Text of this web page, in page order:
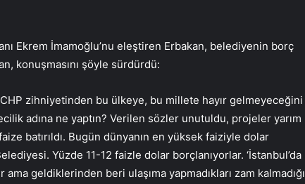
Ekrem İmamoğlu’nu eleştiren Erbakan, belediyenin borç
konuşmasını şöyle sürdürdü:
CHP zihniyetinden bu ülkeye, bu millete hayır gelmeyeceğini
adına ne yaptın? Verilen sözler unutuldu, projeler yarım
batırıldı. Bugün dünyanın en yüksek faiziyle dolar
Yüzde 11-12 faizle dolar borçlanıyorlar. ‘İstanbul’da
geldiklerinden beri ulaşıma yapmadıkları zam kalmadığı